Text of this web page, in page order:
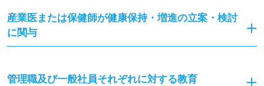
産業医または保健師が健康保持・増進の立案・検討
に関与
管理職及び一般社員それぞれに対する教育